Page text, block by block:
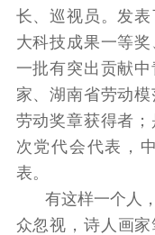
长、巡视员。发
大科技成果一等
一批有突出贡献
家、湖南省劳动
劳动奖章获得者
次党代会代表，
表。
有这样一个人
众忽视，诗人画